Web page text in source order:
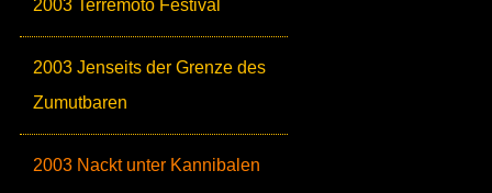
2003 Terremoto Festival
2003 Jenseits der Grenze des
Zumutbaren
2003 Nackt unter Kannibalen